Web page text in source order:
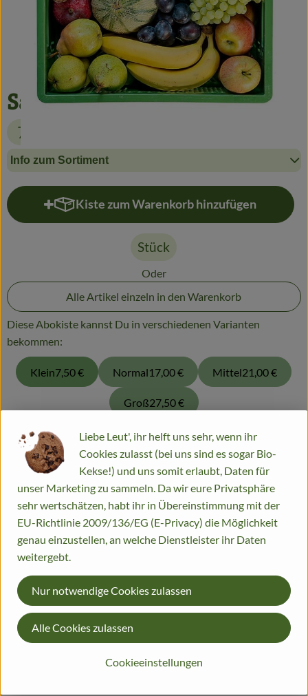
Getränke
Alles Andere
Jungpflanzen
Landwirtschaft
Hofladen
Gärtnerei
Saisonobst 1kg
7,50 €
Info zum Sortiment
Kiste zum Warenkorb hinzufügen
Kiste zum Warenkorb hinzufügen
Stück
Oder
Alle Artikel einzeln in den Warenkorb
Diese Abokiste kannst Du in verschiedenen Varianten
bekommen:
Klein7,50 € Normal17,00 € Mittel21,00 €
Groß27,50 €
Diese Artikel sind zum LieferterminDo., 13.08.26geplant.
0.5 kgeingeplant
, Verband:
, Preis:
5,85 €/ kg
eingeplant
regional
Liebe Leut', ihr helft uns sehr, wenn ihr
Cookies zulasst (bei uns sind es sogar Bio-
Kekse!) und uns somit erlaubt, Daten für
unser Marketing zu sammeln. Da wir eure Privatsphäre
sehr wertschätzen, habt ihr in Übereinstimmung mit der
EU-Richtlinie 2009/136/EG (E-Privacy) die Möglichkeit
genau einzustellen, an welche Dienstleister ihr Daten
weitergebt.
Cookieeinstellungen
Nur notwendige Cookies zulassen
Alle Cookies zulassen